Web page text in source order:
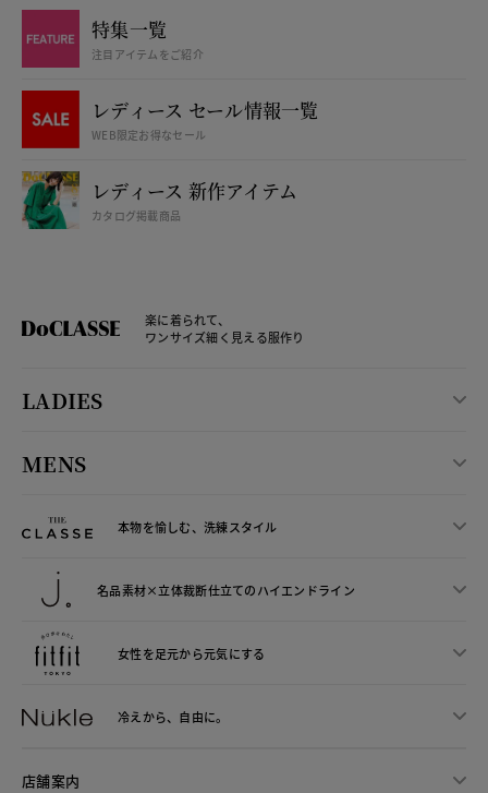
特集一覧
注目アイテムをご紹介
レディース セール情報一覧
WEB限定お得なセール
レディース 新作アイテム
カタログ掲載商品
楽に着られて、
ワンサイズ細く見える服作り
LADIES
MENS
本物を愉しむ、洗練スタイル
名品素材×立体裁断仕立てのハイエンドライン
女性を足元から元気にする
冷えから、 自由に。
店舗案内